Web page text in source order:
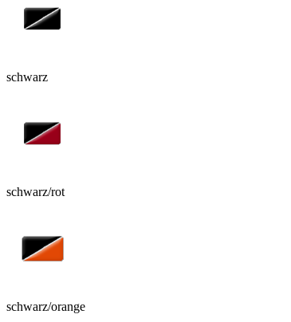
schwarz
schwarz/rot
schwarz/orange